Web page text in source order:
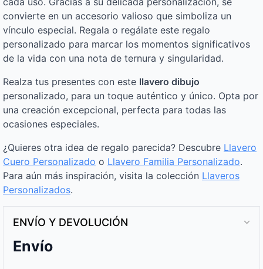
convierte en un accesorio valioso que simboliza un
vínculo especial. Regala o regálate este regalo
personalizado para marcar los momentos significativos
de la vida con una nota de ternura y singularidad.
Realza tus presentes con este llavero dibujo
personalizado, para un toque auténtico y único. Opta por
una creación excepcional, perfecta para todas las
ocasiones especiales.
¿Quieres otra idea de regalo parecida? Descubre Llavero
Cuero Personalizado o Llavero Familia Personalizado.
Para aún más inspiración, visita la colección Llaveros
Personalizados.
ENVÍO Y DEVOLUCIÓN
Envío